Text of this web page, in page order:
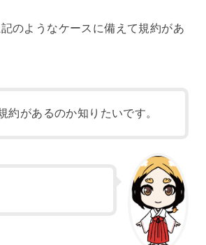
のようなケースに備えて規約があ
があるのか知りたいです。